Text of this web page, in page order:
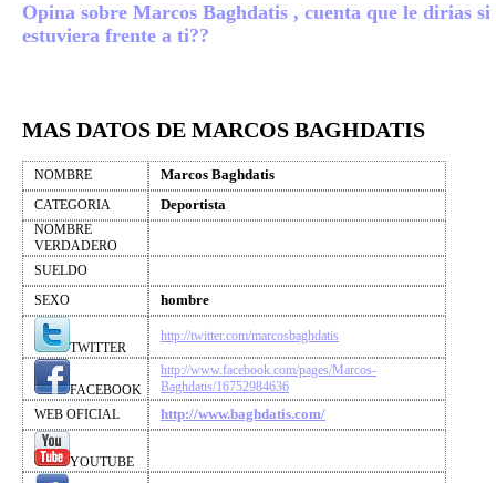
Opina sobre Marcos Baghdatis , cuenta que le dirias si
estuviera frente a ti??
MAS DATOS DE MARCOS BAGHDATIS
NOMBRE Marcos Baghdatis
CATEGORIA Deportista
NOMBRE
VERDADERO
SUELDO
SEXO
hombre
TWITTER
http://twitter.com/marcosbaghdatis
FACEBOOK
http://www.facebook.com/pages/Marcos-
Baghdatis/16752984636
WEB OFICIAL
http://www.baghdatis.com/
YOUTUBE